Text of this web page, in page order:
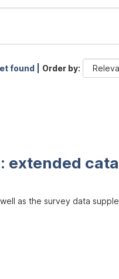
found | Order by
extended
as the survey data